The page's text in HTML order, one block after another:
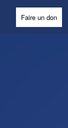
Faire un don